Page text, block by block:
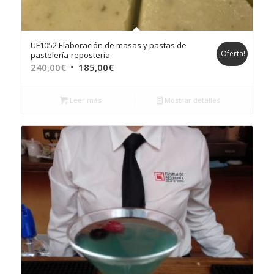
UF1052 Elaboración de masas y pastas de
pastelería-repostería
240,00€ El
original
era:
240,00€.
185,00€El
es:
185,00€.
¡Oferta!
Leer más Mostrar detalles